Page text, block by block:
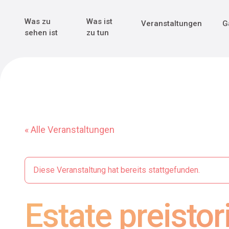
Main Navigation
Was zu
sehen ist
Was ist
zu tun
Veranstaltungen
« Alle Veranstaltungen
Diese Veranstaltung hat bereits stattgefunden.
Estate